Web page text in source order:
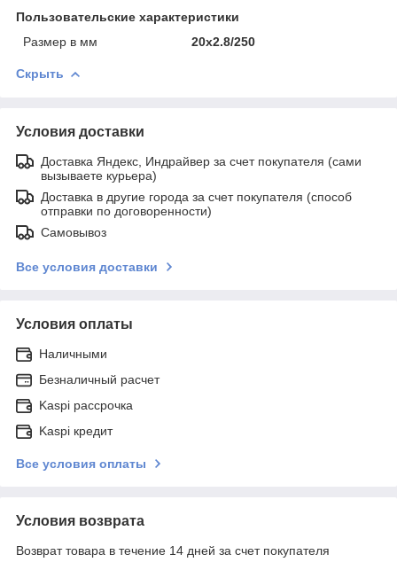
Пользовательские характеристики
Размер в мм
20х2.8/250
Скрыть
Условия доставки
Доставка Яндекс, Индрайвер за счет покупателя (сами
вызываете курьера)
Доставка в другие города за счет покупателя (способ
отправки по договоренности)
Самовывоз
Все условия доставки
Условия оплаты
Наличными
Безналичный расчет
Kaspi рассрочка
Kaspi кредит
Все условия оплаты
Условия возврата
Возврат товара в течение 14 дней за счет покупателя